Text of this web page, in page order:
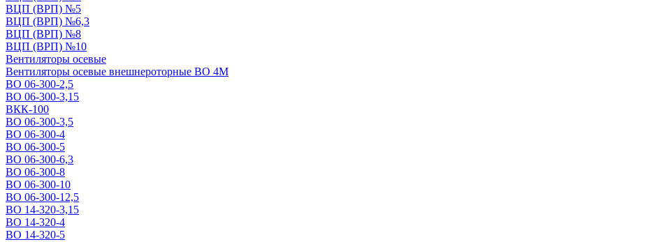
ВЦП (ВРП) №5
ВЦП (ВРП) №6,3
ВЦП (ВРП) №8
ВЦП (ВРП) №10
Вентиляторы осевые
Вентиляторы осевые внешнероторные ВО 4М
ВО 06-300-2,5
ВО 06-300-3,15
ВКК-100
ВО 06-300-3,5
ВО 06-300-4
ВО 06-300-5
ВО 06-300-6,3
ВО 06-300-8
ВО 06-300-10
ВО 06-300-12,5
ВО 14-320-3,15
ВО 14-320-4
ВО 14-320-5